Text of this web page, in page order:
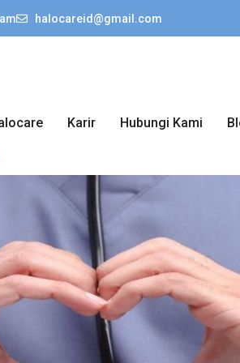
halocareid@gmail.com
Karir Hubungi Kami